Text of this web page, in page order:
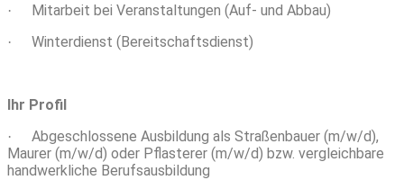
· Mitarbeit bei Veranstaltungen (Auf- und Abbau)
· Winterdienst (Bereitschaftsdienst)
Ihr Profil
·
Abgeschlossene Ausbildung als Straßenbauer (m/w/d),
Maurer (m/w/d) oder Pflasterer (m/w/d) bzw. vergleichbare
handwerkliche Berufsausbildung